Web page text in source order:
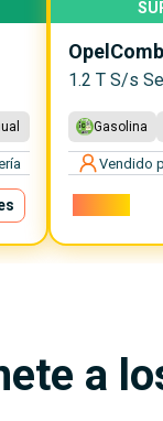
Opel
1.2 T S/s
Gasolina
Vendido
a